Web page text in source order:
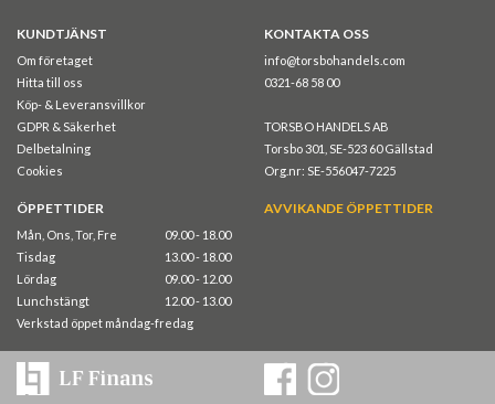
KUNDTJÄNST
Om företaget
Hitta till oss
Köp- & Leveransvillkor
GDPR & Säkerhet
Delbetalning
Cookies
KONTAKTA OSS
info@torsbohandels.com
0321-68 58 00
TORSBO HANDELS AB
Torsbo 301, SE-523 60 Gällstad
Org.nr: SE-556047-7225
ÖPPETTIDER
Mån, Ons, Tor, Fre
09.00 - 18.00
Tisdag
13.00 - 18.00
Lördag
09.00 - 12.00
Lunchstängt
12.00 - 13.00
Verkstad öppet måndag-fredag
AVVIKANDE ÖPPETTIDER